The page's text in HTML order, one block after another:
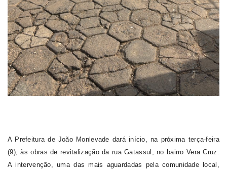
A Prefeitura de João Monlevade dará início, na próxima terça-feira
(9), às obras de revitalização da rua Gatassul, no bairro Vera Cruz.
A intervenção, uma das mais aguardadas pela comunidade local,